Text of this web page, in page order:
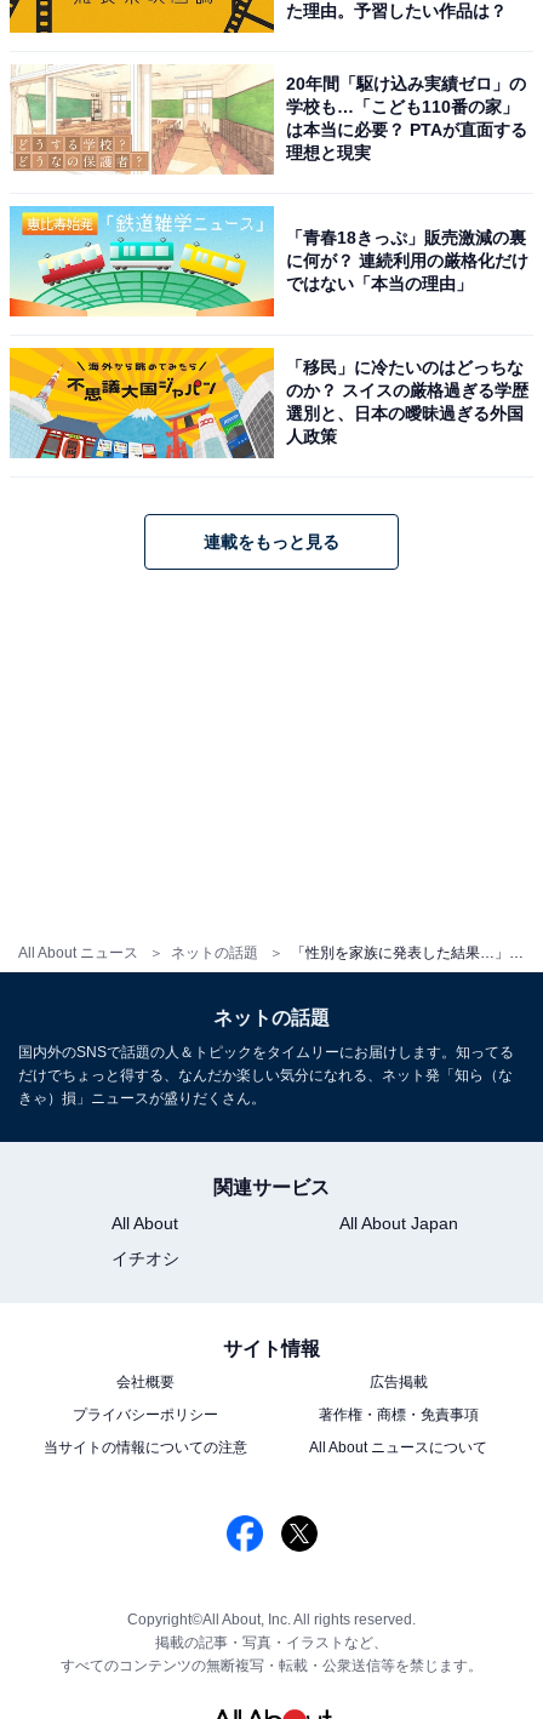
All About ニュース ネットの話題
た理由。予習したい作品は？
20年間「駆け込み実績ゼロ」の
学校も…「こども110番の家」
は本当に必要？ PTAが直面する
理想と現実
「青春18きっぷ」販売激減の裏
に何が？ 連続利用の厳格化だけ
ではない「本当の理由」
「移民」に冷たいのはどっちな
のか？ スイスの厳格過ぎる学歴
選別と、日本の曖昧過ぎる外国
人政策
連載をもっと見る
ネットの話題
国内外のSNSで話題の人＆トピックをタイムリーにお届けします。知ってる
だけでちょっと得する、なんだか楽しい気分になれる、ネット発「知ら（な
きゃ）損」ニュースが盛りだくさん。
関連サービス
All About
All About Japan
イチオシ
サイト情報
会社概要
広告掲載
プライバシーポリシー
著作権・商標・免責事項
当サイトの情報についての注意
All About ニュースについて
Copyright©All About, Inc. All rights reserved.
掲載の記事・写真・イラストなど、
すべてのコンテンツの無断複写・転載・公衆送信等を禁じます。